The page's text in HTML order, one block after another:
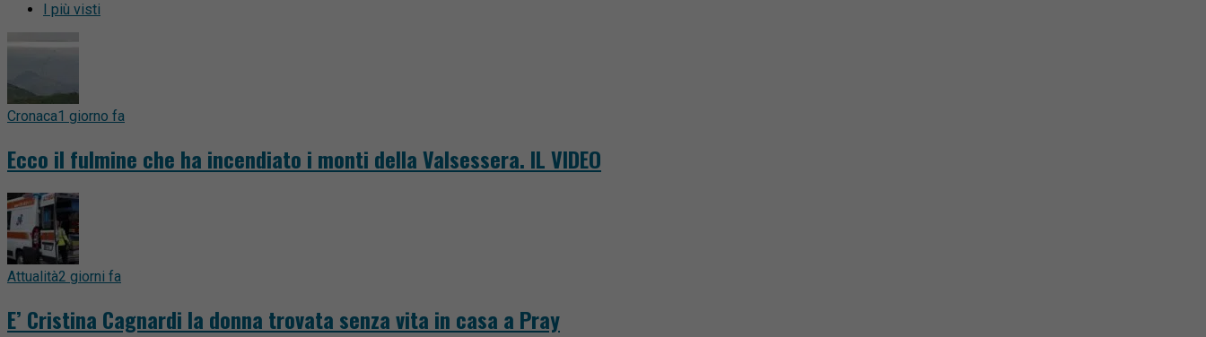
I più visti
Cronaca1 giorno fa
Ecco il fulmine che ha incendiato i monti della Valsessera. IL VIDEO
Attualità2 giorni fa
E’ Cristina Cagnardi la donna trovata senza vita in casa a Pray